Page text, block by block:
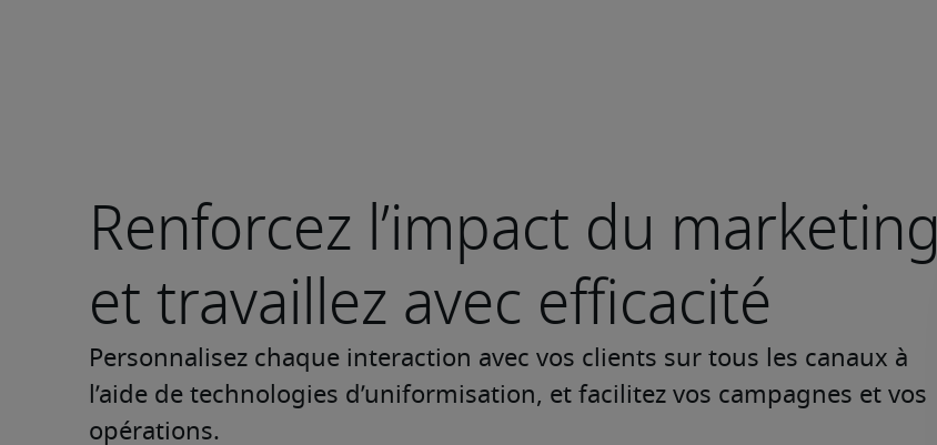
Renforcez l’impact du marketing
et travaillez avec efficacité
Personnalisez chaque interaction avec vos clients sur tous les canaux à
l’aide de technologies d’uniformisation, et facilitez vos campagnes et vos
opérations.